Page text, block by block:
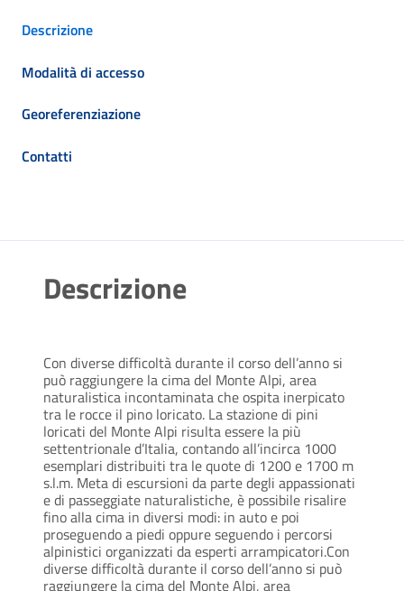
Descrizione
Modalità di accesso
Georeferenziazione
Contatti
Descrizione
Con diverse difficoltà durante il corso dell’anno si
può raggiungere la cima del Monte Alpi, area
naturalistica incontaminata che ospita inerpicato
tra le rocce il pino loricato. La stazione di pini
loricati del Monte Alpi risulta essere la più
settentrionale d’Italia, contando all’incirca 1000
esemplari distribuiti tra le quote di 1200 e 1700 m
s.l.m. Meta di escursioni da parte degli appassionati
e di passeggiate naturalistiche, è possibile risalire
fino alla cima in diversi modi: in auto e poi
proseguendo a piedi oppure seguendo i percorsi
alpinistici organizzati da esperti arrampicatori.Con
diverse difficoltà durante il corso dell’anno si può
raggiungere la cima del Monte Alpi, area